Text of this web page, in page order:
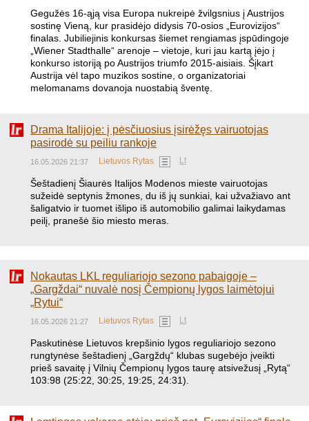
Gegužės 16-ąją visa Europa nukreipė žvilgsnius į Austrijos
sostinę Vieną, kur prasidėjo didysis 70-osios „Eurovizijos“
finalas. Jubiliejinis konkursas šiemet rengiamas įspūdingoje
„Wiener Stadthalle“ arenoje – vietoje, kuri jau kartą įėjo į
konkurso istoriją po Austrijos triumfo 2015-aisiais. Šįkart
Austrija vėl tapo muzikos sostine, o organizatoriai
melomanams dovanoja nuostabią šventę.
Drama Italijoje: į pėsčiuosius įsirėžęs vairuotojas
pasirodė su peiliu rankoje
16.05.2026 21:37 Lietuvos Rytas Lt
Šeštadienį Šiaurės Italijos Modenos mieste vairuotojas
sužeidė septynis žmones, du iš jų sunkiai, kai užvažiavo ant
šaligatvio ir tuomet išlipo iš automobilio galimai laikydamas
peilį, pranešė šio miesto meras.
Nokautas LKL reguliariojo sezono pabaigoje –
„Gargždai“ nuvalė nosį Čempionų lygos laimėtojui
„Rytui“
16.05.2026 21:27 Lietuvos Rytas Lt
Paskutinėse Lietuvos krepšinio lygos reguliariojo sezono
rungtynėse šeštadienį „Gargždų“ klubas sugebėjo įveikti
prieš savaitę į Vilnių Čempionų lygos taurę atsivežusį „Rytą“
103:98 (25:22, 30:25, 19:25, 24:31).